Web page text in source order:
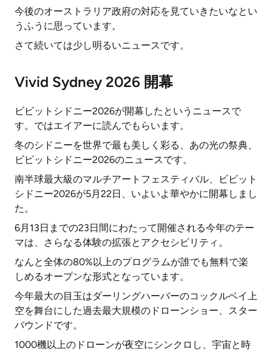
今後のオーストラリア政府の対応を見ていきたいなとい
うふうに思っています。
さて続いては少し明るいニュースです。
Vivid Sydney 2026 開幕
ビビットシドニー2026が開幕したというニュースで
す。ではエイアーに読んでもらいます。
冬のシドニーを世界で最も美しく彩る、あの光の祭典、
ビビットシドニー2026のニュースです。
南半球最大級のマルチアートフェスティバル、ビビット
シドニー2026が5月22日、いよいよ華やかに開幕しまし
た。
6月13日までの23日間にわたって開催される今年のテー
マは、さらなる体験の拡張とアクセシビリティ。
なんと全体の80%以上のプログラムが誰でも無料で楽
しめるオープンな形式となっています。
今年最大の目玉はダーリングハーバーのコックルベイ上
空を舞台にした過去最大規模のドローンショー、スター
バウンドです。
1000機以上のドローンが夜空にシンクロし、宇宙と時